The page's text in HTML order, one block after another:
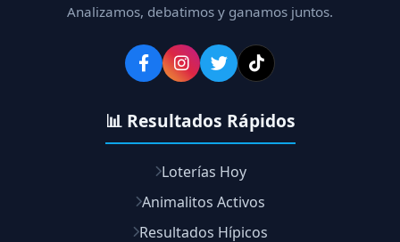
Analizamos, debatimos y ganamos juntos.
📊 Resultados Rápidos
Loterías Hoy
Animalitos Activos
Resultados Hípicos